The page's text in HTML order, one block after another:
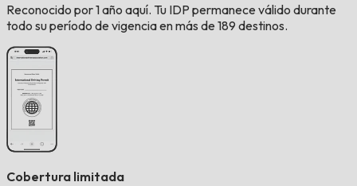
Reconocido por 1 año aquí. Tu IDP permanece válido durante
todo su período de vigencia en más de 189 destinos.
Cobertura limitada